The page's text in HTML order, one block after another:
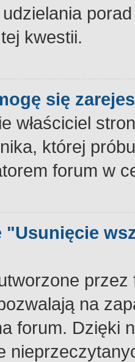
kwestii.
się
właściciel
której
forum w
"Usunięcie
na
forum. Dzięki